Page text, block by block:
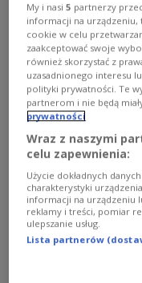
Paryż
Zdaniem
Rosji coraz bardziej
My i nasi5 partnerzy
informacji na urządzeniu,
cookie w celu
zaakceptować swoje
również skorzystać z
uzasadnionego interesu
polityki prywatności. Te
partnerom i nie będą
prywatności
Wraz z naszymi
celu zapewnienia:
Użycie dokładnych
charakterystyki
informacji na urządzeniu
reklamy i treści, pomiar
ulepszanie usług.
Lista partnerów